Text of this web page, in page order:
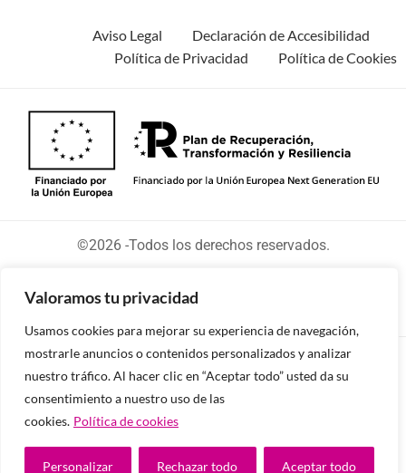
Valoramos tu privacidad
Usamos cookies para mejorar su experiencia de navegación,
mostrarle anuncios o contenidos personalizados y analizar
nuestro tráfico. Al hacer clic en “Aceptar todo” usted da su
consentimiento a nuestro uso de las
cookies. Política de cookies
Personalizar Rechazar todo Aceptar todo
Aviso Legal
Declaración de Accesibilidad
Política de Privacidad
Política de Cookies
©2026 -Todos los derechos reservados.
Diseñado y desarrollado por tu equipo Imedia
Comunicación